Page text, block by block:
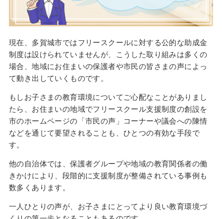
現在、多賀城市ではフリースクールに対する公的な助成金
制度は設けられていませんが、こうした取り組みは多くの
場合、地域にお住まいの保護者や市民の皆さまの声によっ
て動き出していくものです。
もしお子さまの教育環境についてご心配なことがありまし
たら、お住まいの地域でフリースクール支援制度の創設を
市のホームページの「市民の声」コーナーや議会への陳情
などを通じて要望されることも、ひとつの有効な手段で
す。
他の自治体では、保護者グループや地域の教育関係者の働
きかけにより、段階的に支援制度が整備されている事例も
数多くあります。
一人ひとりの声が、お子さまにとってより良い教育環境づ